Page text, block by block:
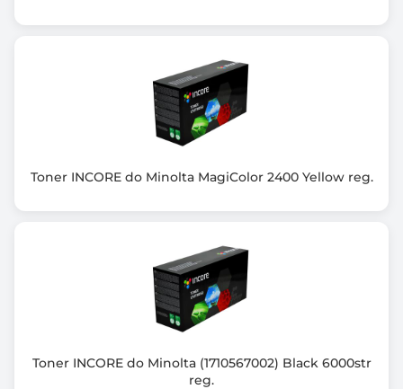
Toner INCORE do Minolta MagiColor 2400 Yellow reg.
Toner INCORE do Minolta (1710567002) Black 6000str
reg.